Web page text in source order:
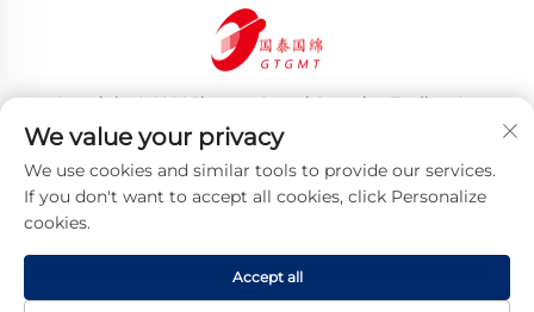
Copyright © 2026 Jiangsu Guotai Guomian Trading Co.,
Ltd. Todos los derechos reservados
Política de privacidad
We value your privacy
We use cookies and similar tools to provide our services.
If you don't want to accept all cookies, click Personalize
cookies.
Accept all